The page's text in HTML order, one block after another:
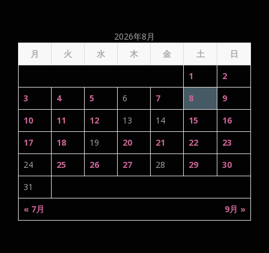
2026年8月
月
火 水 木 金 土 日
« 7月 9月 »
1
2
3
4 5 6 7 8
9
10
11 12 13 14 15
16
17
18 19 20 21 22
23
24
25 26 27 28 29
30
31